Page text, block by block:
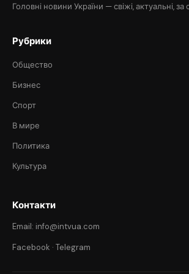
Головні новини України — свіжі, актуальні, за
Рубрики
Общество
Бизнес
Спорт
В мире
Политика
Культура
Контакти
Email: info@intvua.com
Facebook · Telegram